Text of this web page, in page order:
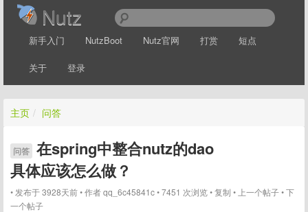
Nutz
新手入门 NutzBoot Nutz官网 打赏 短点
关于 登录
主页 / 问答
问答 在spring中整合nutz的dao
具体应该怎么做？
发布于 3928天前 作者qq_6c45841c 7451 次浏览 复制 上一个帖子 下
一个帖子